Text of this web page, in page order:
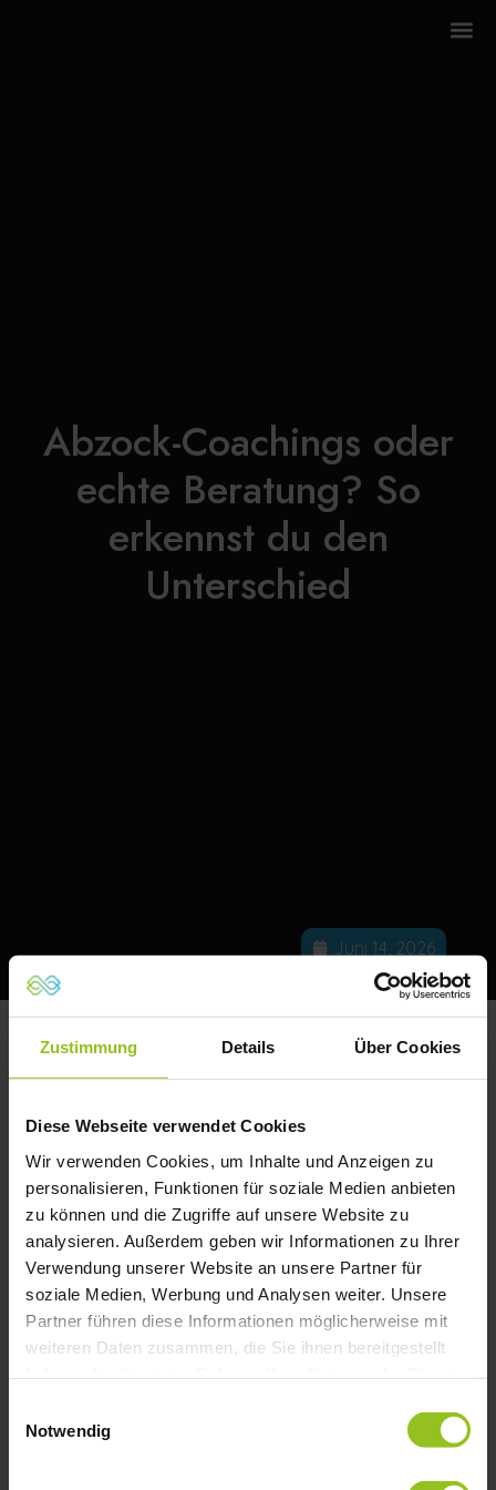
Zustimmung Details Über Cookies
Diese Webseite verwendet Cookies
Wir verwenden Cookies, um Inhalte und Anzeigen zu
personalisieren, Funktionen für soziale Medien anbieten
zu können und die Zugriffe auf unsere Website zu
analysieren. Außerdem geben wir Informationen zu Ihrer
Verwendung unserer Website an unsere Partner für
soziale Medien, Werbung und Analysen weiter. Unsere
Partner führen diese Informationen möglicherweise mit
weiteren Daten zusammen, die Sie ihnen bereitgestellt
Notwendig
Abzock-Coachings oder
echte Beratung? So
erkennst du den
Unterschied
Juni 14, 2026
Der Markt für Coachings, Beratungen und Mentoring-
Programme boomt. Gerade Unternehmer werden
täglich mit Versprechen konfrontiert: mehr Umsatz,
mehr Mitarbeiter, mehr Gewinn, mehr Freiheit.
Das Problem dabei: Zwischen echter Beratung und
teuren Luftschlössern liegen Welten.
Deshalb lohnt es sich, genauer hinzuschauen, bevor
du Zeit, Geld und Energie investierst.
Ergebnisse statt Hochglanz-Marketing
Viele Anbieter verkaufen heute vor allem eines:
Hoffnung. Auf Social Media sieht man Luxusautos,
perfekte Büros und beeindruckende Umsatzzahlen.
Die entscheidende Frage lautet: Welche Ergebnisse